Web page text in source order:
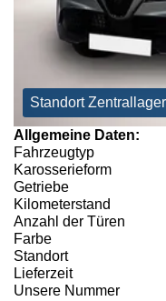
Standort Zentrallager
Allgemeine Daten:
Fahrzeugtyp
Karosserieform
Getriebe
Kilometerstand
Anzahl der Türen
Farbe
Standort
Lieferzeit
Unsere Nummer